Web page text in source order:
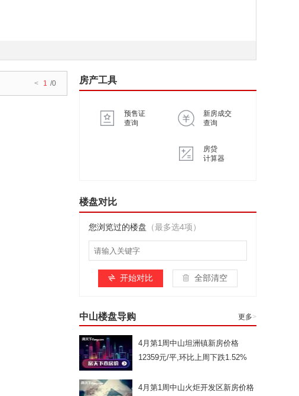
< 1 /0 房产工具
预售证
查询
新房成交
查询
房贷
计算器
楼盘对比
您浏览过的楼盘 （最多选4项）
开始对比 全部清空
中山楼盘导购 更多>
4月第1周中山坦洲镇新房价格
12359元/平,环比上周下跌1.52%
4月第1周中山火炬开发区新房价格